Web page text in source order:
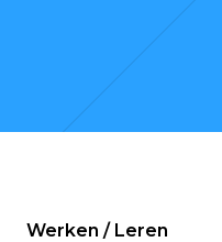
Werken / Leren